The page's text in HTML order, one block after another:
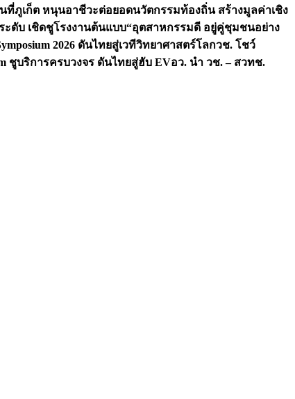
ที่ภูเก็ต หนุนอาชีวะต่อยอดนวัตกรรมท้องถิ่น สร้างมูลค่าเชิง
ะดับ เชิดชูโรงงานต้นแบบ“อุตสาหกรรมดี อยู่คู่ชุมชนอย่าง
2026 ดันไทยสู่เวทีวิทยาศาสตร์โลกวช. โชว์
ชูบริการครบวงจร ดันไทยสู่ฮับ EVอว. นำ วช. – สวทช.